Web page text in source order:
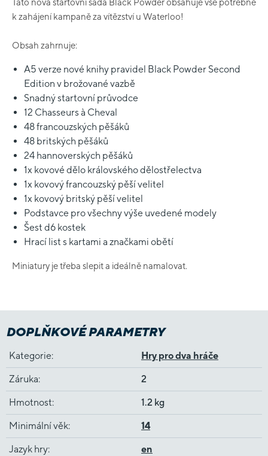
Tato nová startovní sada Black Powder obsahuje vše potřebné
k zahájení kampaně za vítězství u Waterloo!
Obsah zahrnuje:
A5 verze nové knihy pravidel Black Powder Second
Edition v brožované vazbě
Snadný startovní průvodce
12 Chasseurs à Cheval
48 francouzských pěšáků
48 britských pěšáků
24 hannoverských pěšáků
1x kovové dělo královského dělostřelectva
1x kovový francouzský pěší velitel
1x kovový britský pěší velitel
Podstavce pro všechny výše uvedené modely
Šest d6 kostek
Hrací list s kartami a značkami obětí
Miniatury je třeba slepit a ideálně namalovat.
DOPLŇKOVÉ PARAMETRY
Kategorie: Hry pro dva hráče
Záruka: 2
Hmotnost: 1.2 kg
Minimální věk: 14
Jazyk hry: en